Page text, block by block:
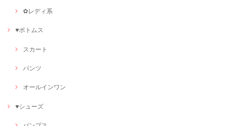
✿レディ系
♥ボトムス
スカート
パンツ
オールインワン
♥シューズ